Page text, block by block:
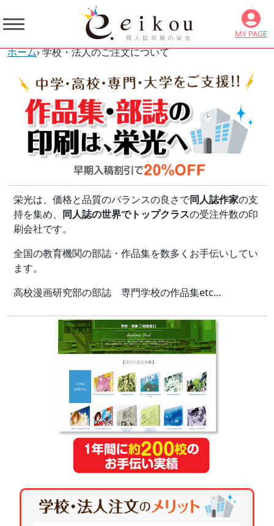
MY PAGE
ホーム› 学校・法人のご注文について
栄光は、価格と品質のバランスの良さで同人誌作家の支
持を集め、 同人誌の世界でトップクラスの受注件数の印
刷会社です。
全国の教育機関の部誌・作品集を数多くお手伝いしてい
ます。
高校漫画研究部の部誌 専門学校の作品集etc…